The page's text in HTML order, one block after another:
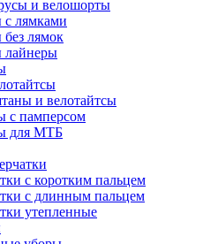
и велошорты
с лямками
лямок
лайнеры
и велотайтсы
с памперсом
для МТБ
с коротким пальцем
с длинным пальцем
утепленные